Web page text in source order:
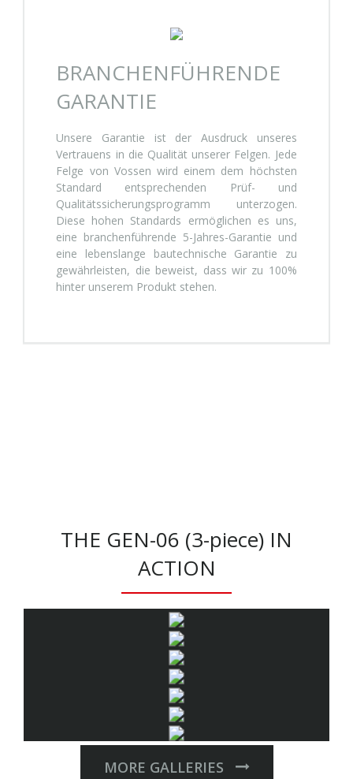
BRANCHENFÜHRENDE
GARANTIE
Unsere Garantie ist der Ausdruck unseres
Vertrauens in die Qualität unserer Felgen. Jede
Felge von Vossen wird einem dem höchsten
Standard entsprechenden Prüf- und
Qualitätssicherungsprogramm unterzogen.
Diese hohen Standards ermöglichen es uns,
eine branchenführende 5-Jahres-Garantie und
eine lebenslange bautechnische Garantie zu
gewährleisten, die beweist, dass wir zu 100%
hinter unserem Produkt stehen.
THE GEN-06 (3-piece) IN
ACTION
MORE GALLERIES